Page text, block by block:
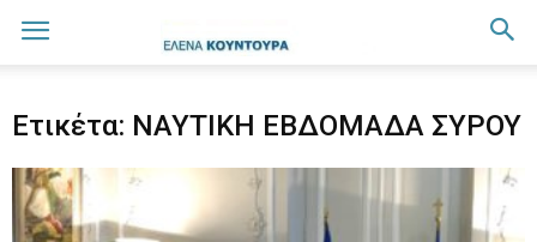
Ετικέτα: ΝΑΥΤΙΚΗ ΕΒΔΟΜΑΔΑ ΣΥΡΟΥ